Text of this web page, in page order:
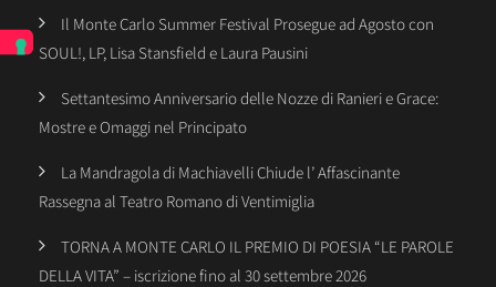
Il Monte Carlo Summer Festival Prosegue ad Agosto con
SOUL!, LP, Lisa Stansfield e Laura Pausini
Settantesimo Anniversario delle Nozze di Ranieri e Grace:
Mostre e Omaggi nel Principato
La Mandragola di Machiavelli Chiude l’ Affascinante
Rassegna al Teatro Romano di Ventimiglia
TORNA A MONTE CARLO IL PREMIO DI POESIA “LE PAROLE
DELLA VITA” – iscrizione fino al 30 settembre 2026